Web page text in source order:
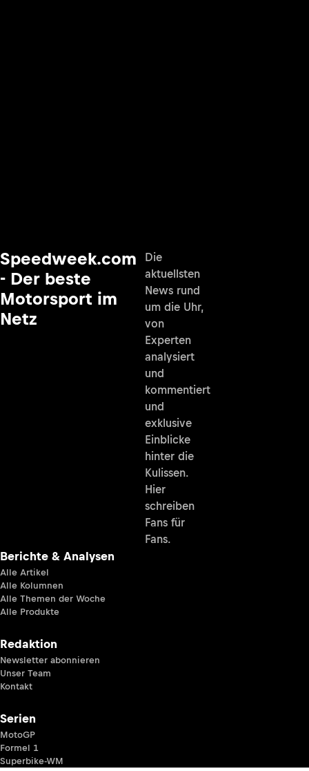
Speedweek.com
- Der beste
Motorsport im
Netz
Die
aktuellsten
News rund
um die Uhr,
von
Experten
analysiert
und
kommentiert
und
exklusive
Einblicke
hinter die
Kulissen.
Hier
schreiben
Fans für
Fans.
Berichte & Analysen
Alle Artikel
Alle Kolumnen
Alle Themen der Woche
Alle Produkte
Redaktion
Newsletter abonnieren
Unser Team
Kontakt
Serien
MotoGP
Formel 1
Superbike-WM